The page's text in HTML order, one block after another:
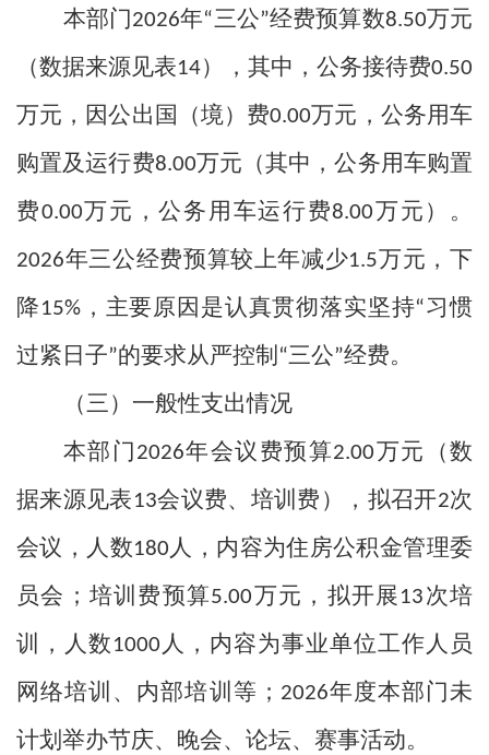
本部门2026年“三公”经费预算数8.50万元
（数据来源见表14），其中，公务接待费0.50
万元，因公出国（境）费0.00万元，公务用车
购置及运行费8.00万元（其中，公务用车购置
费0.00万元，公务用车运行费8.00万元）。
2026年三公经费预算较上年减少1.5万元，下
降15%，主要原因是认真贯彻落实坚持“习惯
过紧日子”的要求从严控制 “三公”经费。
（三）一般性支出情况
本部门2026年会议费预算2.00万元（数
据来源见表13会议费、培训费），拟召开2次
会议，人数180人，内容为住房公积金管理委
员会；培训费预算5.00万元，拟开展13次培
训，人数1000 人，内容为事业单位工作人员
网络培训、内部培训等； 2026年度本部门未
计划举办节庆、晚会、论坛、赛事活动。